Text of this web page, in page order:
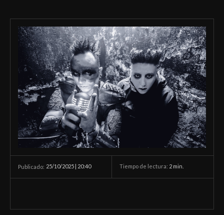
Publicado: 25/10/2025 | 20:40 Tiempo de lectura: 2 min.